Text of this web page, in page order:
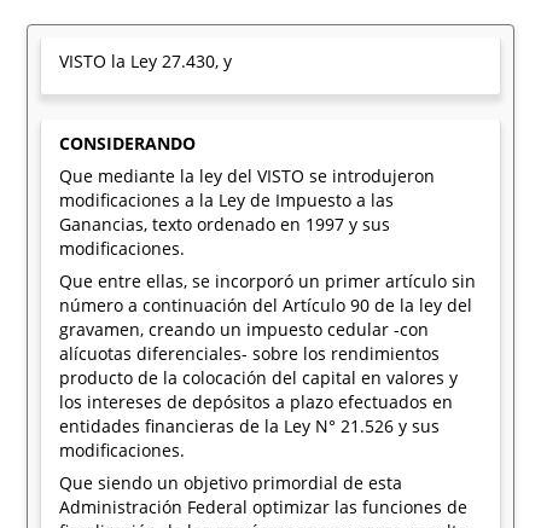
VISTO la Ley 27.430, y
CONSIDERANDO
Que mediante la ley del VISTO se introdujeron
modificaciones a la Ley de Impuesto a las
Ganancias, texto ordenado en 1997 y sus
modificaciones.
Que entre ellas, se incorporó un primer artículo sin
número a continuación del Artículo 90 de la ley del
gravamen, creando un impuesto cedular -con
alícuotas diferenciales- sobre los rendimientos
producto de la colocación del capital en valores y
los intereses de depósitos a plazo efectuados en
entidades financieras de la Ley N° 21.526 y sus
modificaciones.
Que siendo un objetivo primordial de esta
Administración Federal optimizar las funciones de